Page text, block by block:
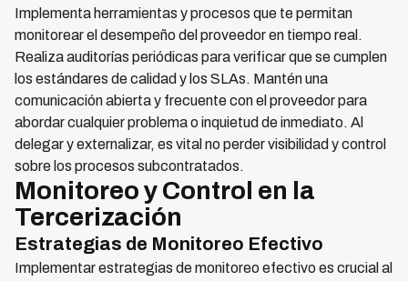
Implementa herramientas y procesos que te permitan
monitorear el desempeño del proveedor en tiempo real.
Realiza auditorías periódicas para verificar que se cumplen
los estándares de calidad y los SLAs. Mantén una
comunicación abierta y frecuente con el proveedor para
abordar cualquier problema o inquietud de inmediato. Al
delegar y externalizar, es vital no perder visibilidad y control
sobre los procesos subcontratados.
Monitoreo y Control en la
Tercerización
Estrategias de Monitoreo Efectivo
Implementar estrategias de monitoreo efectivo es crucial al